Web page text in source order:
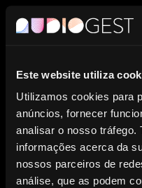
Este website utiliza
Utilizamos cookies para
anúncios, fornecer
analisar o nosso tráfego.
informações acerca da
nossos parceiros de
análise, que as podem
Entidade de
Direitos dos
Fonográficos.